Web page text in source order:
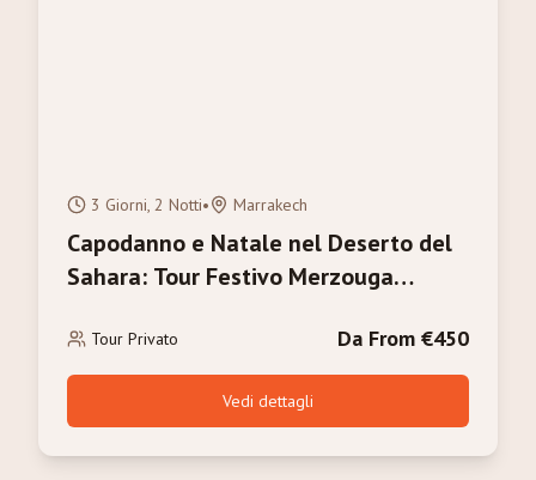
3 Giorni, 2 Notti• Marrakech
Capodanno e Natale nel Deserto del
Sahara: Tour Festivo Merzouga
Tour Privato Da From €450
Vedi dettagli